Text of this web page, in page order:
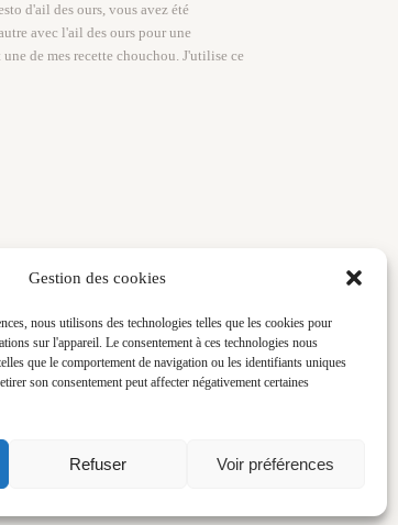
Gestion des cookies
nous utilisons des technologies telles que les cookies pour
sur l'appareil. Le consentement à ces technologies nous
que le comportement de navigation ou les identifiants uniques
son consentement peut affecter négativement certaines
Refuser Voir préférences
d'ail des ours, vous avez été
avec l'ail des ours pour une
de mes recette chouchou. J'utilise ce
artistique, stratégie digitale et stylisme culinaire -